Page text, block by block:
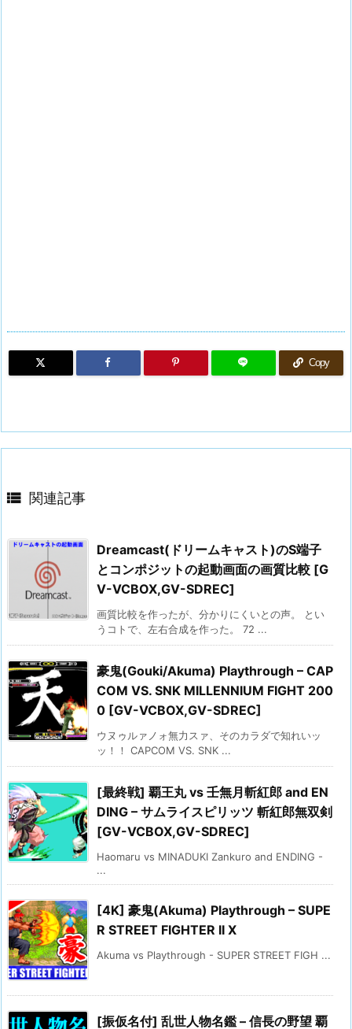
Copy
 関連記事
Dreamcast(ドリームキャスト)のS端子
とコンポジットの起動画面の画質比較 [G
V-VCBOX,GV-SDREC]
画質比較を作ったが、分かりにくいとの声。 とい
うコトで、左右合成を作った。 72 ...
豪鬼(Gouki/Akuma) Playthrough – CAP
COM VS. SNK MILLENNIUM FIGHT 200
0 [GV-VCBOX,GV-SDREC]
ウヌゥルァノォ無力スァ、そのカラダで知れいッ
ッ！！ CAPCOM VS. SNK ...
[最終戦] 覇王丸 vs 壬無月斬紅郎 and EN
DING – サムライスピリッツ 斬紅郎無双剣
[GV-VCBOX,GV-SDREC]
Haomaru vs MINADUKI Zankuro and ENDING -
...
[4K] 豪鬼(Akuma) Playthrough – SUPE
R STREET FIGHTER II X
Akuma vs Playthrough - SUPER STREET FIGH ...
[振仮名付] 乱世人物名鑑 – 信長の野望 覇